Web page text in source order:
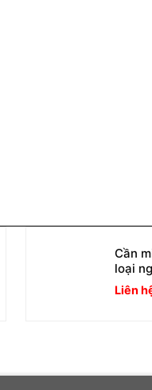
Cần
loại
Liên